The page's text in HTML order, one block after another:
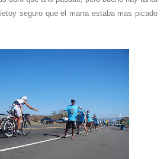
seguro que el marra estaba mas picado